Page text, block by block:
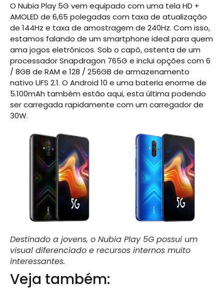
O Nubia Play 5G vem equipado com uma tela HD +
AMOLED de 6,65 polegadas com taxa de atualização
de 144Hz e taxa de amostragem de 240Hz. Com isso,
estamos falando de um smartphone ideal para quem
ama jogos eletrônicos. Sob o capô, ostenta de um
processador Snapdragon 765G e inclui opções com 6
/ 8GB de RAM e 128 / 256GB de armazenamento
nativo UFS 2.1. O Android 10 e uma bateria enorme de
5.100mAh também estão aqui, esta última podendo
ser carregada rapidamente com um carregador de
30W.
Destinado a jovens, o Nubia Play 5G possui um
visual diferenciado e recursos internos muito
interessantes.
Veja também: